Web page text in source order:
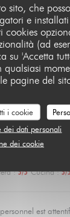
sito, che
e
(ad
'Accetta
qualsiasi
pagine del
i cookie
dei dati personali
dei cookie
: 1/5 Cucina: 1/5
/5 Cucina:
: 5/5 Cucina: 5/
est